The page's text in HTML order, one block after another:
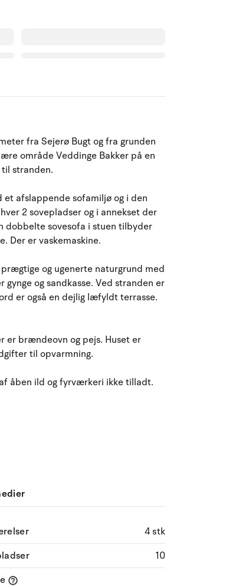
fra Sejerø Bugt og fra grunden
område Veddinge Bakker på en
stranden.
afslappende sofamiljø og i den
2 sovepladser og i annekset der
dobbelte sovesofa i stuen tilbyder
Der er vaskemaskine.
og ugenerte naturgrund med
og sandkasse. Ved stranden er
er også en dejlig læfyldt terrasse.
er brændeovn og pejs. Huset er
til opvarmning.
åben ild og fyrværkeri ikke tilladt.
4 stk
10
August 2026
ma ti on to
32
33
34
35
3 4 5 6
10 11
17 18 19 20
24 25 26 27